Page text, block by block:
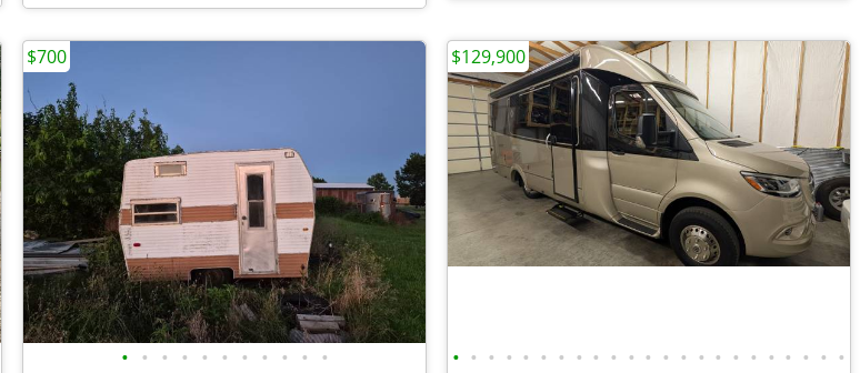
• • • • • • • • • • •
$700
• • • • • • • • • • • • • • • • • • • • • • •
$129,900